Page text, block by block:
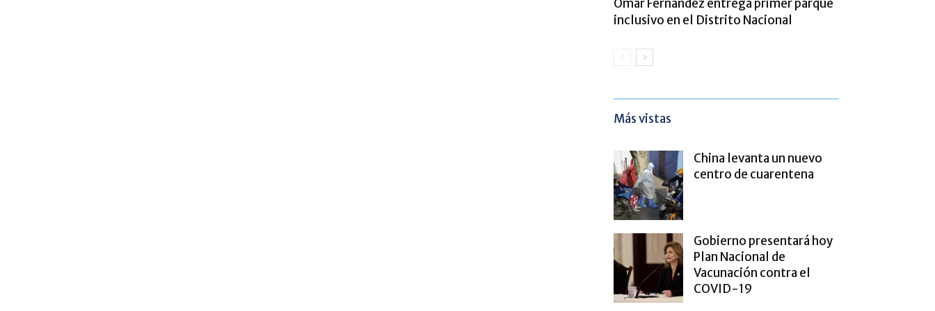
Omar Fernández entrega primer parque
inclusivo en el Distrito Nacional
Más vistas
China levanta un nuevo
centro de cuarentena
Gobierno presentará hoy
Plan Nacional de
Vacunación contra el
COVID-19